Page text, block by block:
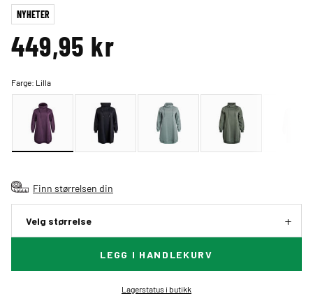
NYHETER
449,95 kr
Farge: Lilla
Finn størrelsen din
Velg størrelse
LEGG I HANDLEKURV
Lagerstatus i butikk